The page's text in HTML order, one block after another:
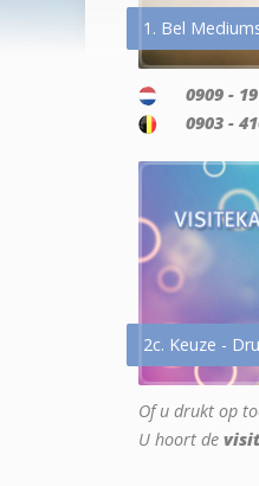
1. Bel
0909 -
0903 -
2c. Keuze -
Of u drukt op
U hoort de